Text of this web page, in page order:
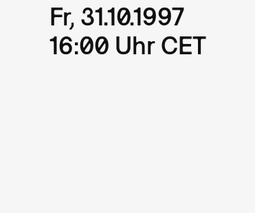
Fr, 31.10.1997
16:00 Uhr CET